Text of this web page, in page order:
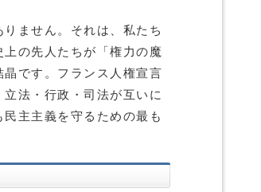
ません。それは、私たち
の先人たちが「権力の魔
です。フランス人権宣言
法・行政・司法が互いに
主主義を守るための最も